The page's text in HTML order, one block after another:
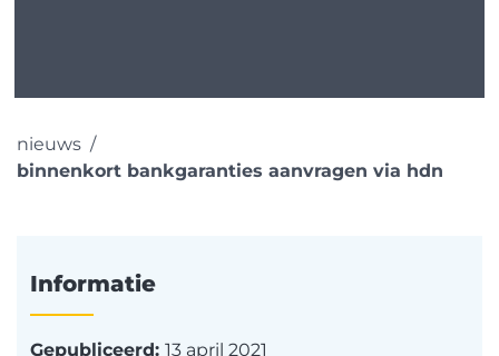
nieuws
binnenkort bankgaranties aanvragen via hdn
Informatie
Gepubliceerd: 13 april 2021